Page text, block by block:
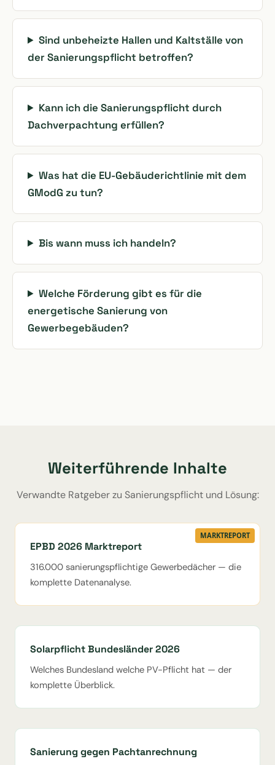
Sind unbeheizte Hallen und Kaltställe von
der Sanierungspflicht betroffen?
Kann ich die Sanierungspflicht durch
Dachverpachtung erfüllen?
Was hat die EU-Gebäuderichtlinie mit dem
GModG zu tun?
Bis wann muss ich handeln?
Welche Förderung gibt es für die
energetische Sanierung von
Gewerbegebäuden?
Weiterführende Inhalte
Verwandte Ratgeber zu Sanierungspflicht und Lösung:
MARKTREPORT
EPBD 2026 Marktreport
316.000 sanierungspflichtige Gewerbedächer — die
komplette Datenanalyse.
Solarpflicht Bundesländer 2026
Welches Bundesland welche PV-Pflicht hat — der
komplette Überblick.
Sanierung gegen Pachtanrechnung